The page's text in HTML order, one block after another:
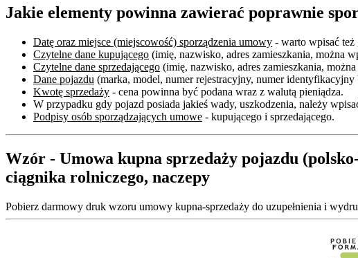
Jakie elementy powinna zawierać poprawnie
Datę oraz miejsce (miejscowość) sporządzenia umowy - warto wpisać
Czytelne dane kupującego (imię, nazwisko, adres zamieszkania, można
Czytelne dane sprzedającego (imię, nazwisko, adres zamieszkania,
Dane pojazdu (marka, model, numer rejestracyjny, numer
Kwotę sprzedaży - cena powinna być podana wraz z walutą pieniądza.
W przypadku gdy pojazd posiada jakieś wady, uszkodzenia, należy
Podpisy osób sporządzających umowe - kupującego i sprzedającego.
Wzór - Umowa kupna sprzedaży pojazdu
ciągnika rolniczego, naczepy
Pobierz darmowy druk wzoru umowy kupna-sprzedaży do uzupełnienia i